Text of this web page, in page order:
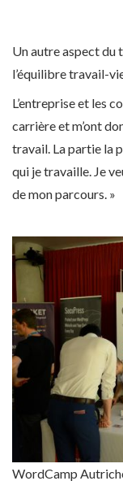
Un autre aspect du
l’équilibre travail-
L’entreprise et les
carrière et m’ont
travail. La partie la
qui je travaille. Je
de mon parcours. »
WordCamp